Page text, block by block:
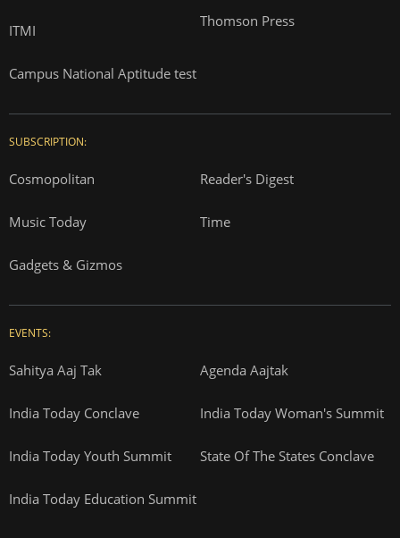
ITMI
Campus National Aptitude test
Thomson Press
SUBSCRIPTION:
Cosmopolitan Reader's Digest
Music Today Time
Gadgets & Gizmos
EVENTS:
Sahitya Aaj Tak Agenda Aajtak
India Today Conclave India Today Woman's Summit
India Today Youth Summit State Of The States Conclave
India Today Education Summit